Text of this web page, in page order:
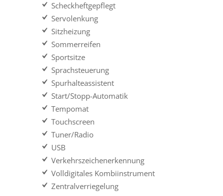
Scheckheftgepflegt
Servolenkung
Sitzheizung
Sommerreifen
Sportsitze
Sprachsteuerung
Spurhalteassistent
Start/Stopp-Automatik
Tempomat
Touchscreen
Tuner/Radio
USB
Verkehrszeichenerkennung
Volldigitales Kombiinstrument
Zentralverriegelung